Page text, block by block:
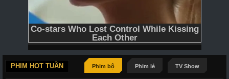
PHIM HOT TUẦN Phim bộ Phim lẻ TV Show